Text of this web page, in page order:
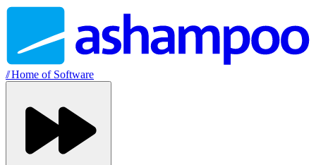
//Home of Software